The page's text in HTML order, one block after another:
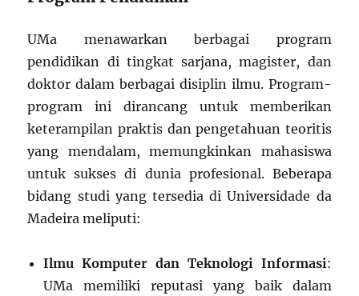
UMa menawarkan berbagai program
pendidikan di tingkat sarjana, magister, dan
doktor dalam berbagai disiplin ilmu. Program-
program ini dirancang untuk memberikan
keterampilan praktis dan pengetahuan teoritis
yang mendalam, memungkinkan mahasiswa
untuk sukses di dunia profesional. Beberapa
bidang studi yang tersedia di Universidade da
Madeira meliputi:
Ilmu Komputer dan Teknologi Informasi:
UMa memiliki reputasi yang baik dalam